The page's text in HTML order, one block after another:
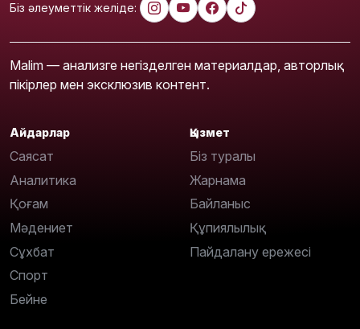
Біз әлеуметтік желіде:
Malim — анализге негізделген материалдар, авторлық
пікірлер мен эксклюзив контент.
Айдарлар
Саясат
Аналитика
Қоғам
Мәдениет
Сұхбат
Спорт
Бейне
Қызмет
Біз туралы
Жарнама
Байланыс
Құпиялылық
Пайдалану ережесі